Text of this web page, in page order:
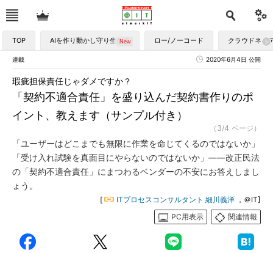
TOP AIを作り動かし守り生かす ロー/ノーコード クラウドネイ
連載 2020年6月4日 公開
「契約不適合責任」を盛り込んだ契約書作りのポ
イント、教えます（サンプル付き）
瑕疵担保責任じゃダメですか？
（3/4 ページ）
「ユーザーはどこまでも無限に作業を命じてくるのではないか」
「受け入れ試験を真面目にやらないのではないか」――改正民法
の「契約不適合責任」にまつわるベンダーの不安にお答えしまし
ょう。
[ ITプロセスコンサルタント 細川義洋 ，＠IT]
PC用表示
関連情報